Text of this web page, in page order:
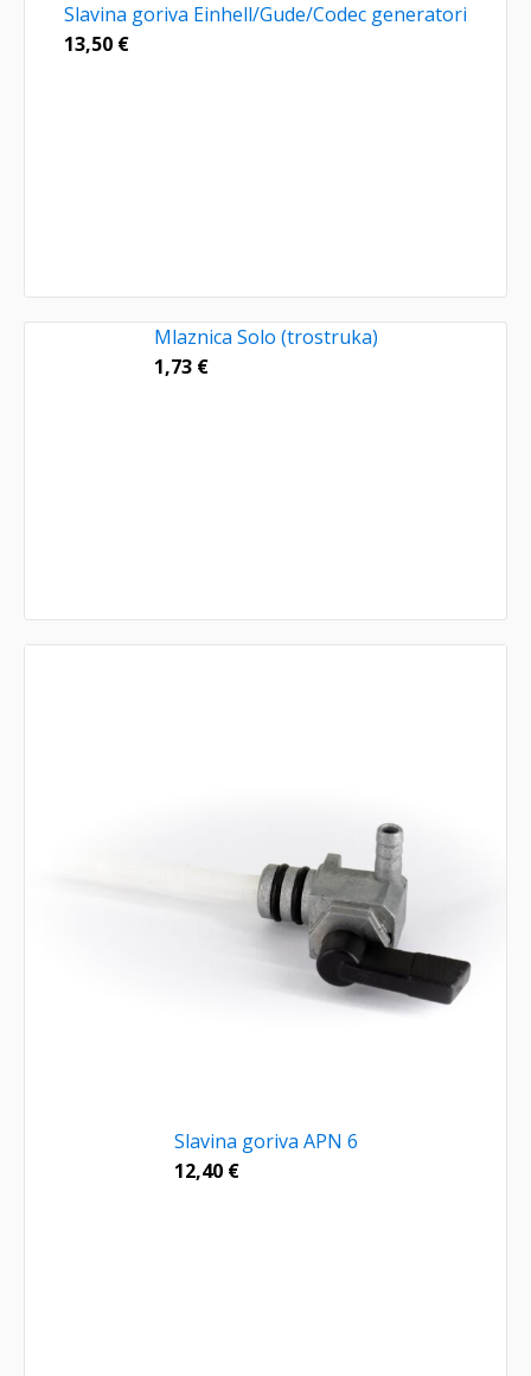
Slavina goriva Einhell/Gude/Codec generatori
13,50 €
Mlaznica Solo (trostruka)
1,73 €
Slavina goriva APN 6
12,40 €